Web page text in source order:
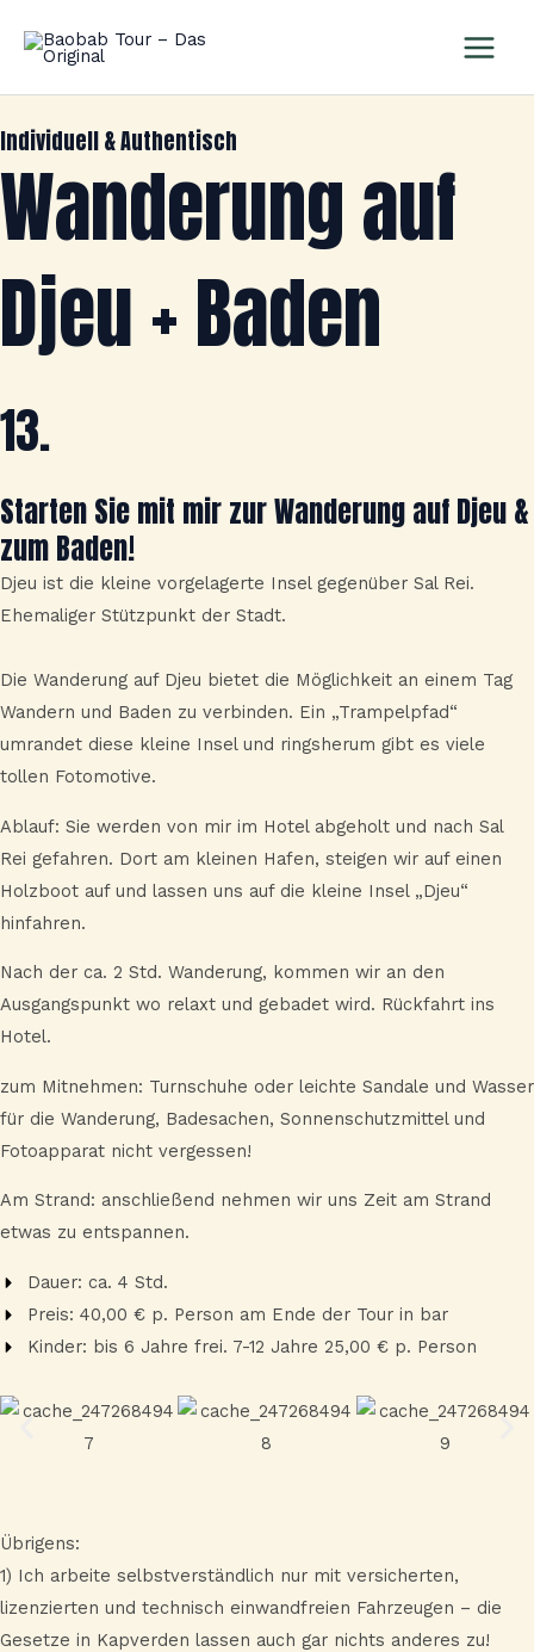
Inhalt
Individuell & Authentisch
Wanderung auf
Djeu + Baden
13.
Starten Sie mit mir zur Wanderung auf Djeu &
zum Baden!
Djeu ist die kleine vorgelagerte Insel gegenüber Sal Rei.
Ehemaliger Stützpunkt der Stadt.
Die Wanderung auf Djeu bietet die Möglichkeit an einem Tag
Wandern und Baden zu verbinden. Ein „Trampelpfad“
umrandet diese kleine Insel und ringsherum gibt es viele
tollen Fotomotive.
Ablauf: Sie werden von mir im Hotel abgeholt und nach Sal
Rei gefahren. Dort am kleinen Hafen, steigen wir auf einen
Holzboot auf und lassen uns auf die kleine Insel „Djeu“
hinfahren.
Nach der ca. 2 Std. Wanderung, kommen wir an den
Ausgangspunkt wo relaxt und gebadet wird. Rückfahrt ins
Hotel.
zum Mitnehmen: Turnschuhe oder leichte Sandale und Wasser
für die Wanderung, Badesachen, Sonnenschutzmittel und
Fotoapparat nicht vergessen!
Am Strand: anschließend nehmen wir uns Zeit am Strand
etwas zu entspannen.
Dauer: ca. 4 Std.
Preis: 40,00 € p. Person am Ende der Tour in bar
Kinder: bis 6 Jahre frei. 7-12 Jahre 25,00 € p. Person
Übrigens:
1) Ich arbeite selbstverständlich nur mit versicherten,
lizenzierten und technisch einwandfreien Fahrzeugen – die
Gesetze in Kapverden lassen auch gar nichts anderes zu!